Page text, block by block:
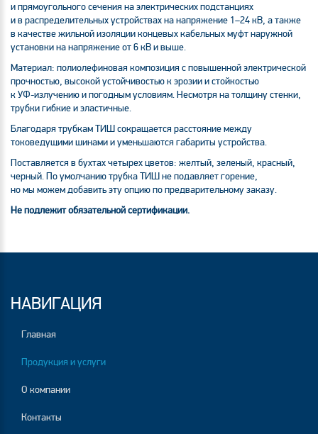
и прямоугольного сечения на электрических подстанциях
и в распределительных устройствах на напряжение 1–24 кВ, а также
в качестве жильной изоляции концевых кабельных муфт наружной
установки на напряжение от 6 кВ и выше.
Материал: полиолефиновая композиция с повышенной электрической
прочностью, высокой устойчивостью к эрозии и стойкостью
кУФ-излучениюи погодным условиям. Несмотря на толщину стенки,
трубки гибкие и эластичные.
Благодаря трубкам ТИШ сокращается расстояние между
токоведущими шинами и уменьшаются габариты устройства.
Поставляется в бухтах четырех цветов: желтый, зеленый, красный,
черный. По умолчанию трубка ТИШ не подавляет горение,
но мы можем добавить эту опцию по предварительному заказу.
Не подлежит обязательной сертификации.
НАВИГАЦИЯ
Главная
Продукция и услуги
О компании
Контакты